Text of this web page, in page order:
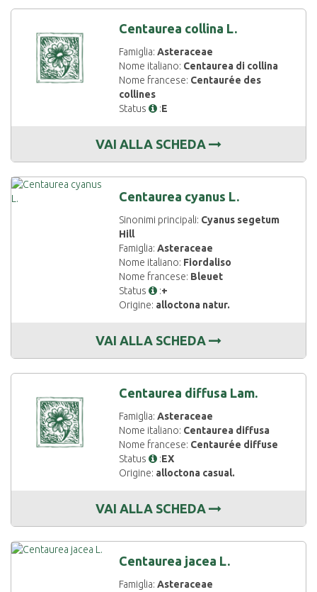
Centaurea collina L.
Famiglia:Asteraceae
Nome italiano: Centaurea di collina
Nome francese: Centaurée des
collines
Status
:E
VAI ALLA SCHEDA
Centaurea cyanus L.
Sinonimi principali: Cyanus segetum
Hill
Famiglia:Asteraceae
Nome italiano: Fiordaliso
Nome francese: Bleuet
Status
:+
Origine: alloctona natur.
VAI ALLA SCHEDA
Centaurea diffusa Lam.
Famiglia:Asteraceae
Nome italiano: Centaurea diffusa
Nome francese: Centaurée diffuse
Status
:EX
Origine: alloctona casual.
VAI ALLA SCHEDA
Centaurea jacea L.
Famiglia:Asteraceae